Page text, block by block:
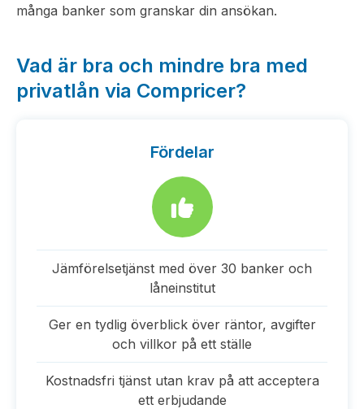
många banker som granskar din ansökan.
Vad är bra och mindre bra med
privatlån via Compricer?
Fördelar
Jämförelsetjänst med över 30 banker och
låneinstitut
Ger en tydlig överblick över räntor, avgifter
och villkor på ett ställe
Kostnadsfri tjänst utan krav på att acceptera
ett erbjudande